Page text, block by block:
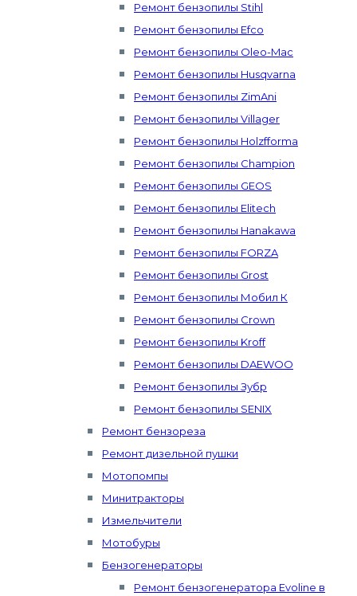
Ремонт бензопилы Stihl
Ремонт бензопилы Efco
Ремонт бензопилы Oleo-Mac
Ремонт бензопилы Husqvarna
Ремонт бензопилы ZimAni
Ремонт бензопилы Villager
Ремонт бензопилы Holzfforma
Ремонт бензопилы Champion
Ремонт бензопилы GEOS
Ремонт бензопилы Elitech
Ремонт бензопилы Hanakawa
Ремонт бензопилы FORZA
Ремонт бензопилы Grost
Ремонт бензопилы Мобил К
Ремонт бензопилы Crown
Ремонт бензопилы Kroff
Ремонт бензопилы DAEWOO
Ремонт бензопилы Зубр
Ремонт бензопилы SENIX
Ремонт бензореза
Ремонт дизельной пушки
Мотопомпы
Минитракторы
Измельчители
Мотобуры
Бензогенераторы
Ремонт бензогенератора Evoline в